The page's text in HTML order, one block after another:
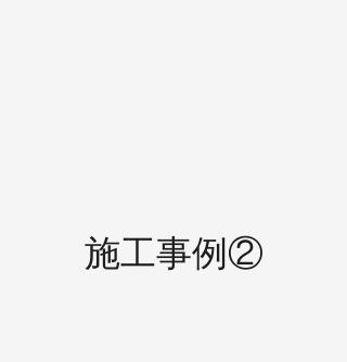
施工事例②